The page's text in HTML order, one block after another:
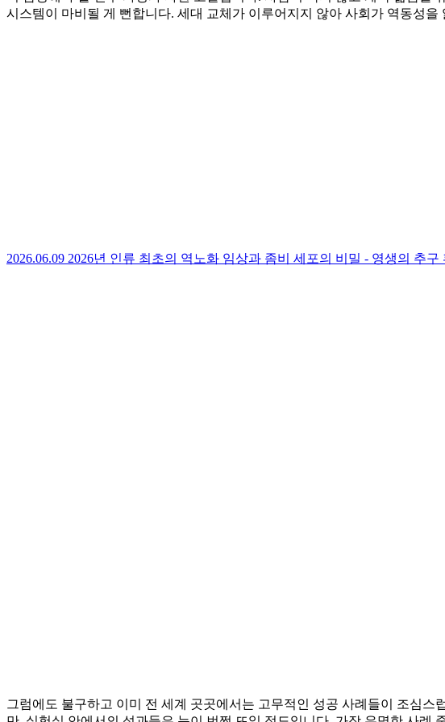
시스템이 마비될 게 뻔합니다. 세대 교체가 이루어지지 않아 사회가 역동성
2026.06.09 2026년 인류 최초의 역노화 임상과 좀비 세포의 비밀 - 영생의 추구
그럼에도 불구하고 이미 전 세계 곳곳에서는 고무적인 성공 사례들이 조심